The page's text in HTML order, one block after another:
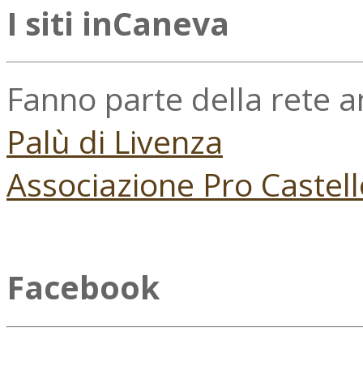
I siti inCaneva
Fanno parte della rete
Palù di Livenza
Associazione Pro
Facebook